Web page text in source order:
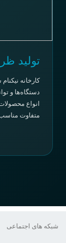
تولید
دستگاه‌ها و
انواع
متفاوت
شبکه های اجتماعی